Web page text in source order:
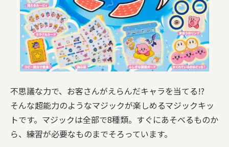
不思議な力で、お客さんがえらんだキャラを当てる!?
そんな超能力のようなマジックが楽しめるマジックキッ
トです。マジックは全部で8種類。すぐにあそべるものか
ら、練習が必要なものまでそろっています。